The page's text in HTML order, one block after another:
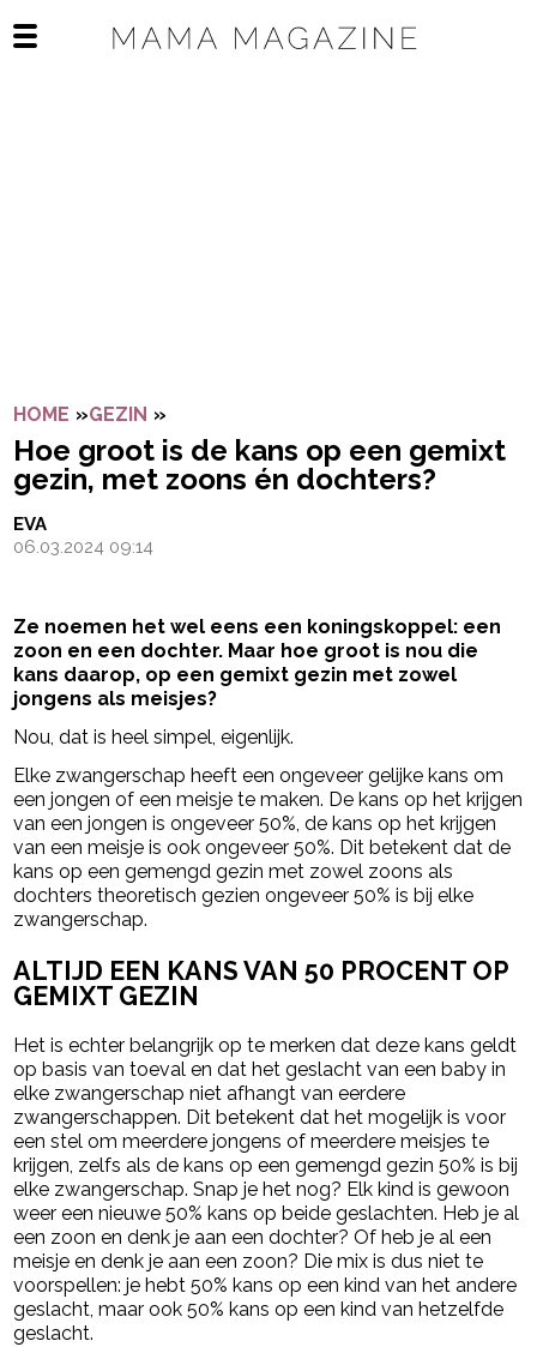
Open het mobiele menu
HOME »GEZIN »
Hoe groot is de kans op een gemixt
gezin, met zoons én dochters?
EVA
06.03.2024 09:14
Ze noemen het wel eens een koningskoppel: een
zoon en een dochter. Maar hoe groot is nou die
kans daarop, op een gemixt gezin met zowel
jongens als meisjes?
Nou, dat is heel simpel, eigenlijk.
Elke zwangerschap heeft een ongeveer gelijke kans om
een jongen of een meisje te maken. De kans op het krijgen
van een jongen is ongeveer 50%, de kans op het krijgen
van een meisje is ook ongeveer 50%. Dit betekent dat de
kans op een gemengd gezin met zowel zoons als
dochters theoretisch gezien ongeveer 50% is bij elke
zwangerschap.
ALTIJD EEN KANS VAN 50 PROCENT OP
GEMIXT GEZIN
Het is echter belangrijk op te merken dat deze kans geldt
op basis van toeval en dat het geslacht van een baby in
elke zwangerschap niet afhangt van eerdere
zwangerschappen. Dit betekent dat het mogelijk is voor
een stel om meerdere jongens of meerdere meisjes te
krijgen, zelfs als de kans op een gemengd gezin 50% is bij
elke zwangerschap. Snap je het nog? Elk kind is gewoon
weer een nieuwe 50% kans op beide geslachten. Heb je al
een zoon en denk je aan een dochter? Of heb je al een
meisje en denk je aan een zoon? Die mix is dus niet te
voorspellen: je hebt 50% kans op een kind van het andere
geslacht, maar ook 50% kans op een kind van hetzelfde
geslacht.